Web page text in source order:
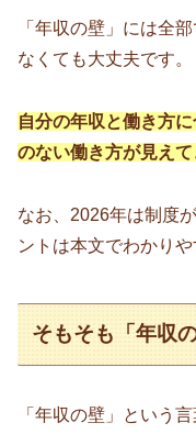
「年収の壁」には全
なくても大丈夫です。
自分の年収と働き方
のない働き方が見えて
なお、2026年は制度
ントは本文でわかり
そもそも「年収
「年収の壁」という